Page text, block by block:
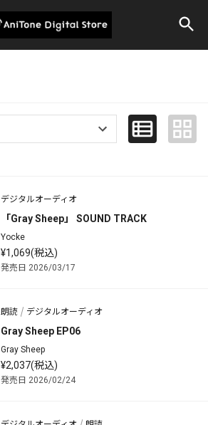
デジタルオーディオ
「Gray Sheep」 SOUND TRACK
Yocke
¥1,069(税込)
発売日 2026/03/17
朗読 デジタルオーディオ
Gray Sheep EP06
Gray Sheep
¥2,037(税込)
発売日 2026/02/24